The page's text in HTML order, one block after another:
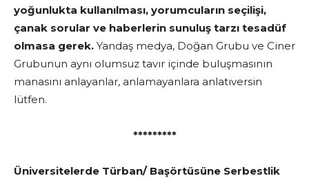
yoğunlukta kullanılması, yorumcuların seçilişi,
çanak sorular ve haberlerin sunuluş tarzı tesadüf
olmasa gerek. Yandaş medya, Doğan Grubu ve Ciner
Grubunun aynı olumsuz tavır içinde buluşmasının
manasını anlayanlar, anlamayanlara anlatıversin
lütfen.
*********
Üniversitelerde Türban/ Başörtüsüne Serbestlik